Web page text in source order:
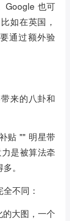
Google 也可
如在英国，
通过额外验
来的八卦和
贴 "" 明星带
是被算法牵
。
不同：
大图，一个